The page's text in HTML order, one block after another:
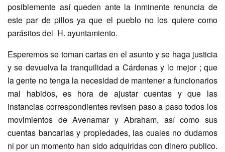
posiblemente así queden ante la inminente renuncia de
este par de pillos ya que el pueblo no los quiere como
parásitos del H. ayuntamiento.
Esperemos se toman cartas en el asunto y se haga justicia
y se devuelva la tranquilidad a Cárdenas y lo mejor ; que
la gente no tenga la necesidad de mantener a funcionarios
mal habidos, es hora de ajustar cuentas y que las
instancias correspondientes revisen paso a paso todos los
movimientos de Avenamar y Abraham, así como sus
cuentas bancarias y propiedades, las cuales no dudamos
ni por un momento han sido adquiridas con dinero publico.